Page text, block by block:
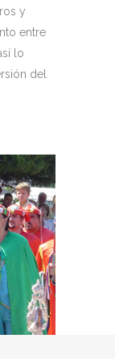
y
entre
lo
del